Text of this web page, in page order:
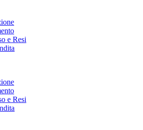
e Resi
e Resi